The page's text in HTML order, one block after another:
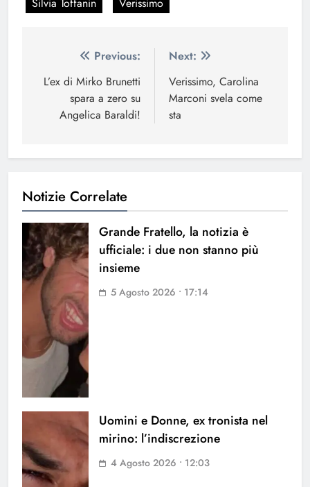
Silvia Toffanin Verissimo
Navigazione
articoli
Previous:
L’ex di Mirko Brunetti
spara a zero su
Angelica Baraldi!
Next:
Verissimo, Carolina
Marconi svela come
sta
Notizie Correlate
Grande Fratello, la notizia è
ufficiale: i due non stanno più
insieme
5 Agosto 2026 • 17:14
Uomini e Donne, ex tronista nel
mirino: l’indiscrezione
4 Agosto 2026 • 12:03